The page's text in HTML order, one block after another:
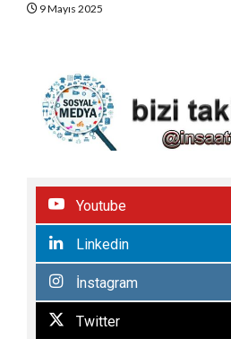
9 Mayıs 2025
Youtube
Linkedin
İnstagram
Twitter